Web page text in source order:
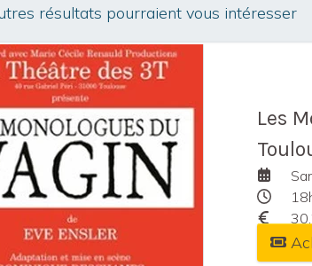
résultats pourraient vous intéresser
Les